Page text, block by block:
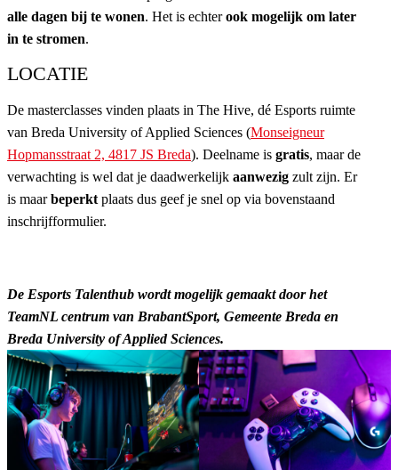
alle dagen bij te wonen. Het is echterook mogelijk om later
in te stromen.
LOCATIE
De masterclasses vinden plaats in The Hive, dé Esports ruimte
van Breda University of Applied Sciences (Monseigneur
Hopmansstraat 2, 4817 JS Breda). Deelname is gratis, maar de
verwachting is wel dat je daadwerkelijk aanwezig zult zijn. Er
is maarbeperkt plaats dus geef je snel op via bovenstaand
inschrijfformulier.
De Esports Talenthub wordt mogelijk gemaakt door het
TeamNL centrum van BrabantSport, Gemeente Breda en
Breda University of Applied Sciences.